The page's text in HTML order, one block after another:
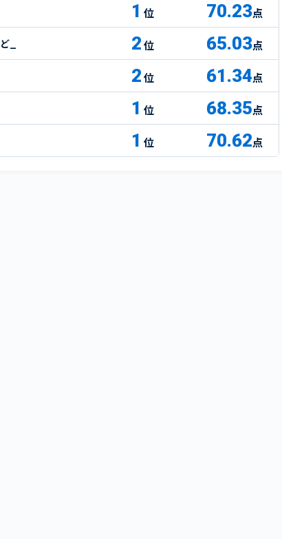
1 70.23点
_ 2 65.03点
2 61.34点
1 68.35点
1 70.62点